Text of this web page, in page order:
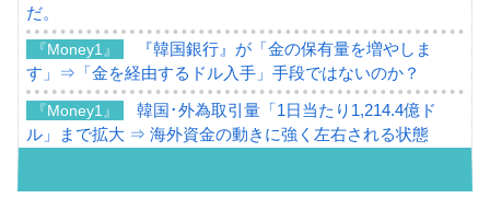
だ。
『Money1』
『韓国銀行』が「金の保有量を増やしま
す」⇒「金を経由するドル入手」手段ではないのか？
『Money1』
韓国･外為取引量「1日当たり1,214.4億ド
ル」まで拡大 ⇒ 海外資金の動きに強く左右される状態
い「50.5％」に上昇